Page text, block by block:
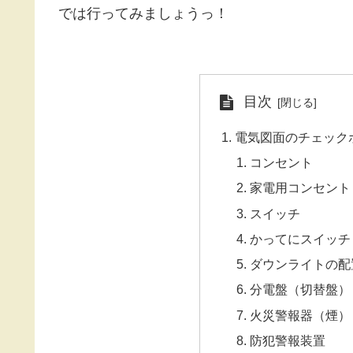
では行ってみましょうっ！
目次
電気図面のチェック
コンセント
家電用コンセント
スイッチ
かってにスイッチ
ダウンライトの配
分電盤（切替盤）
火災警報器（煙）
防犯警報装置